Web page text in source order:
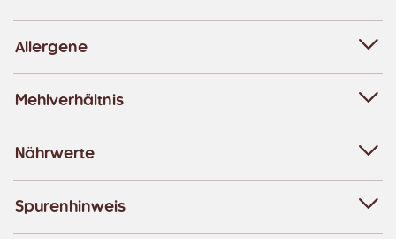
Allergene
Mehlverhältnis
Nährwerte
Spurenhinweis